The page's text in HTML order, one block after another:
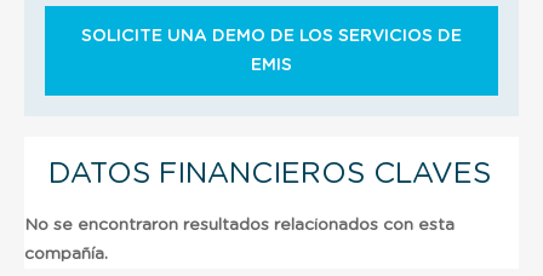
SOLICITE UNA DEMO DE LOS SERVICIOS DE
EMIS
DATOS FINANCIEROS CLAVES
No se encontraron resultados relacionados con esta
compañía.